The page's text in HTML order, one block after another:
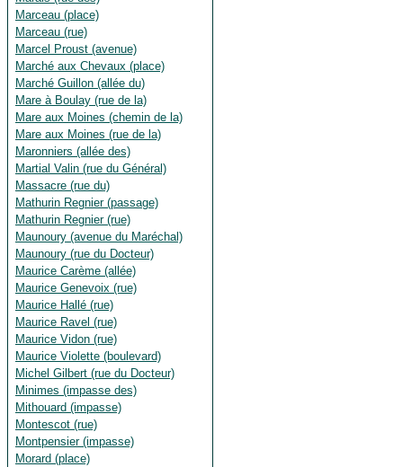
Marceau (place)
Marceau (rue)
Marcel Proust (avenue)
Marché aux Chevaux (place)
Marché Guillon (allée du)
Mare à Boulay (rue de la)
Mare aux Moines (chemin de la)
Mare aux Moines (rue de la)
Maronniers (allée des)
Martial Valin (rue du Général)
Massacre (rue du)
Mathurin Regnier (passage)
Mathurin Regnier (rue)
Maunoury (avenue du Maréchal)
Maunoury (rue du Docteur)
Maurice Carème (allée)
Maurice Genevoix (rue)
Maurice Hallé (rue)
Maurice Ravel (rue)
Maurice Vidon (rue)
Maurice Violette (boulevard)
Michel Gilbert (rue du Docteur)
Minimes (impasse des)
Mithouard (impasse)
Montescot (rue)
Montpensier (impasse)
Morard (place)